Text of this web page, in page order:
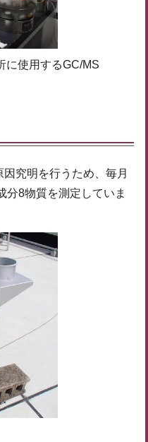
に使用するGC/MS
究明を行うため、毎月
分8物質を測定していま